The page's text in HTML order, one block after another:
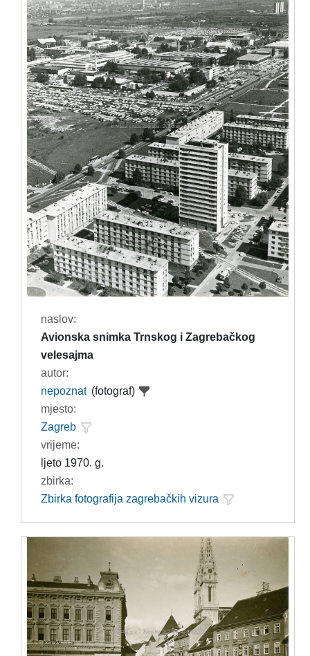
naslov:
Avionska snimka Trnskog i Zagrebačkog
velesajma
autor:
nepoznat (fotograf)
mjesto:
Zagreb
vrijeme:
ljeto 1970. g.
zbirka:
Zbirka fotografija zagrebačkih vizura